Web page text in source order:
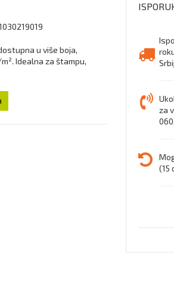
u više boja,
Idealna za štampu,
za
(15